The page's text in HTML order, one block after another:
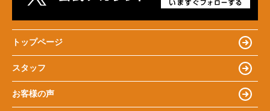
トップページ
スタッフ
お客様の声